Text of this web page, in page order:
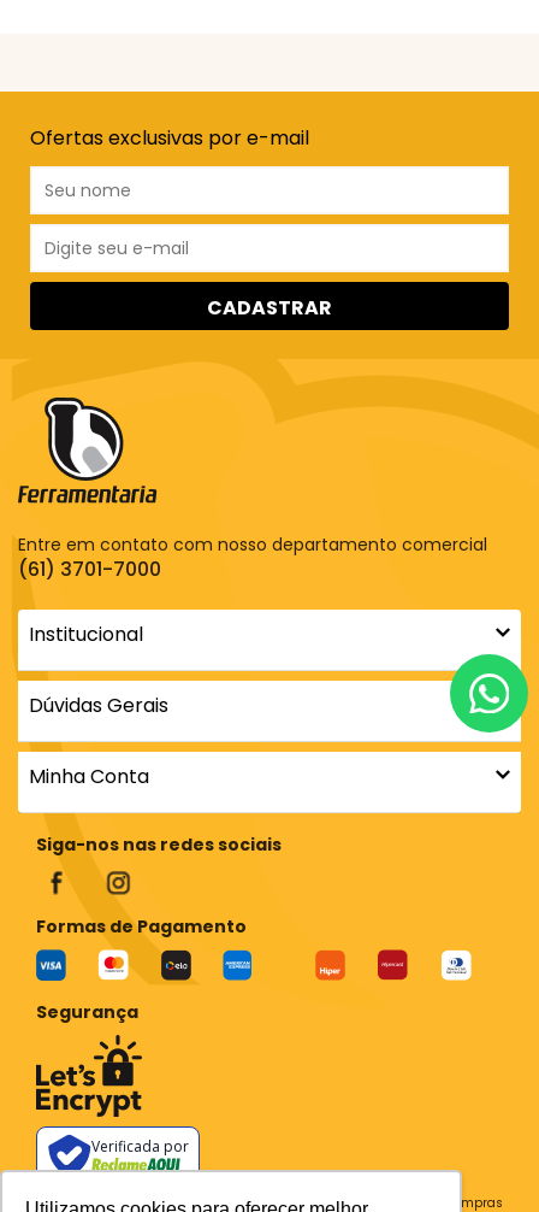
Ofertas exclusivas por e-mail
CADASTRAR
Entre em contato com nosso departamento comercial
(61) 3701-7000
Institucional
Dúvidas Gerais
Minha Conta
Siga-nos nas redes sociais
Formas de Pagamento
Segurança
Verificada por
Todos os preços e condições deste site são válidos apenas para compras